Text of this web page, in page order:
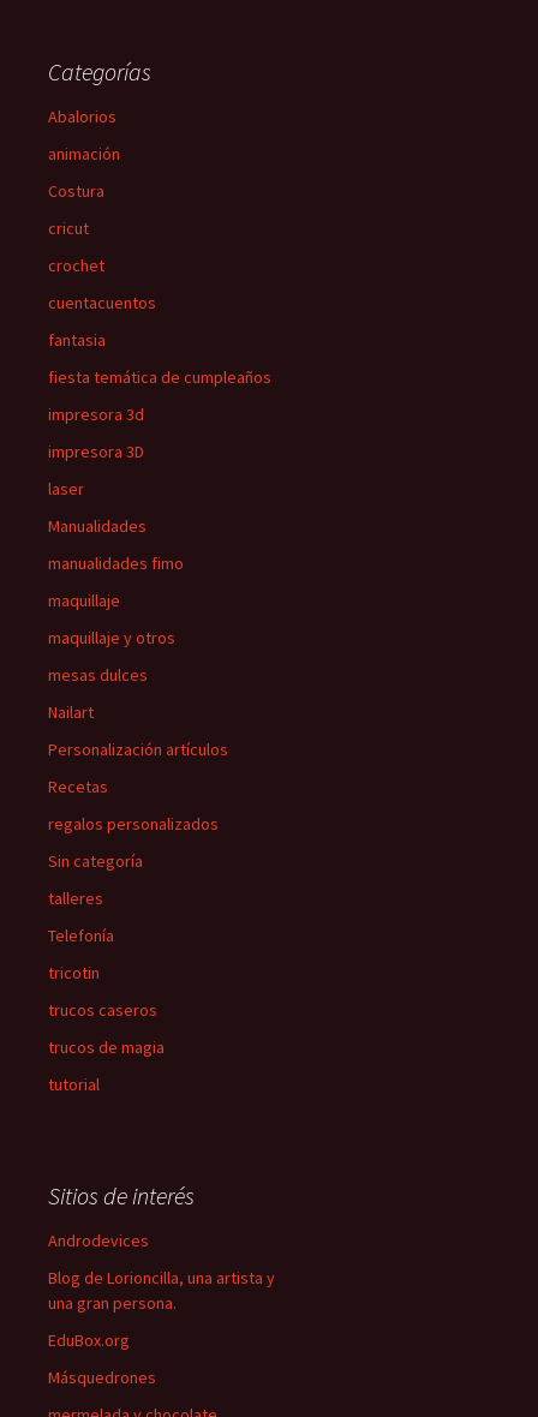
Categorías
Abalorios
animación
Costura
cricut
crochet
cuentacuentos
fantasia
fiesta temática de cumpleaños
impresora 3d
impresora 3D
laser
Manualidades
manualidades fimo
maquillaje
maquillaje y otros
mesas dulces
Nailart
Personalización artículos
Recetas
regalos personalizados
Sin categoría
talleres
Telefonía
tricotin
trucos caseros
trucos de magia
tutorial
Sitios de interés
Androdevices
Blog de Lorioncilla, una artista y
una gran persona.
EduBox.org
Másquedrones